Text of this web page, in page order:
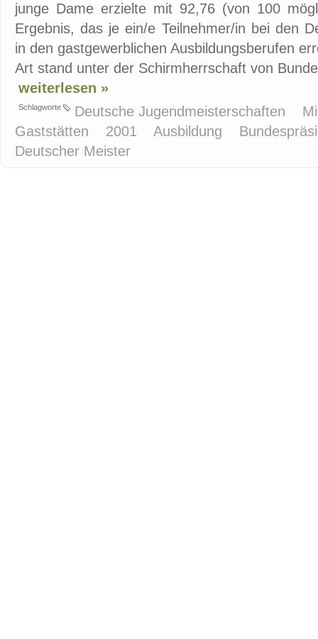
junge Dame erzielte mit 92,76 (von 100
Ergebnis, das je ein/e Teilnehmer/in bei den
in den gastgewerblichen Ausbildungsberufen
Art stand unter der Schirmherrschaft von
weiterlesen »
Schlagworte Deutsche Jugendmeisterschaften
Gaststätten
2001 Ausbildung
Deutscher Meister